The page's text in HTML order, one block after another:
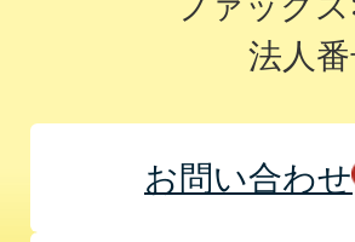
法人
お問い合わせ